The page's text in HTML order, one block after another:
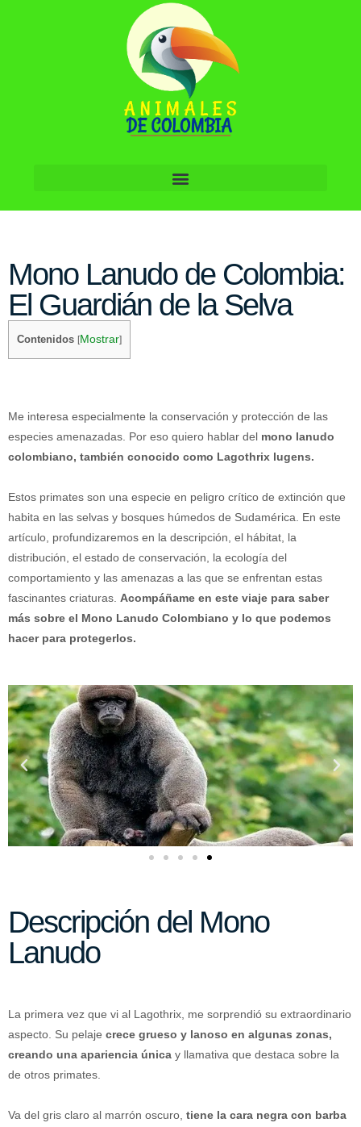
Mono Lanudo de Colombia:
El Guardián de la Selva
Contenidos [Mostrar]
Me interesa especialmente la conservación y protección de las
especies amenazadas. Por eso quiero hablar del mono lanudo
colombiano, también conocido como Lagothrix lugens.
Estos primates son una especie en peligro crítico de extinción que
habita en las selvas y bosques húmedos de Sudamérica. En este
artículo, profundizaremos en la descripción, el hábitat, la
distribución, el estado de conservación, la ecología del
comportamiento y las amenazas a las que se enfrentan estas
fascinantes criaturas. Acompáñame en este viaje para saber
más sobre el Mono Lanudo Colombiano y lo que podemos
hacer para protegerlos.
Descripción del Mono
Lanudo
La primera vez que vi al Lagothrix, me sorprendió su extraordinario
aspecto. Su pelaje crece grueso y lanoso en algunas zonas,
creando una apariencia única y llamativa que destaca sobre la
de otros primates.
Va del gris claro al marrón oscuro, tiene la cara negra con barba